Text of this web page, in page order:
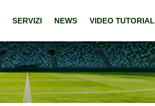
SERVIZI NEWS VIDEO TUTORIAL